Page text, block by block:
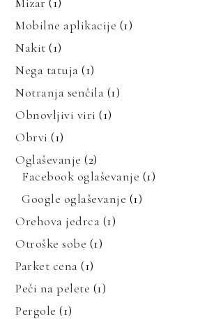
Mobilne aplikacije (1)
Nakit (1)
Nega tatuja (1)
Notranja senčila (1)
Obnovljivi viri (1)
Obrvi (1)
Oglaševanje (2)
Facebook oglaševanje (1)
Google oglaševanje (1)
Orehova jedrca (1)
Otroške sobe (1)
Parket cena (1)
Peči na pelete (1)
Pergole (1)